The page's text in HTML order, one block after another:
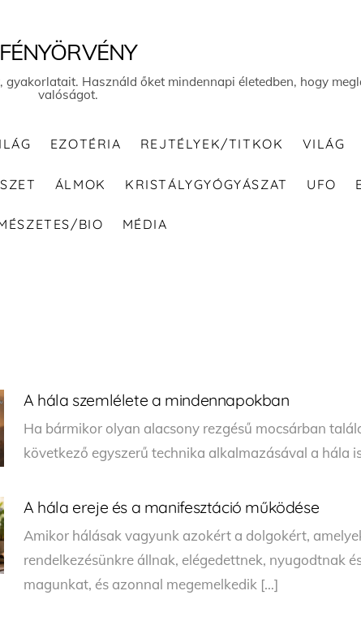
FÉNYÖRVÉNY
Használd őket mindennapi életedben, hogy
valóságot.
EZOTÉRIA REJTÉLYEK/TITKOK VILÁG
ÁLMOK KRISTÁLYGYÓGYÁSZAT UFO
BIO MÉDIA
A hála szemlélete a mindennapokban
Ha bármikor olyan alacsony rezgésű mocsárban
következő egyszerű technika alkalmazásával a hála
A hála ereje és a manifesztáció működése
Amikor hálásak vagyunk azokért a dolgokért,
rendelkezésünkre állnak, elégedettnek, nyugodtnak
magunkat, és azonnal megemelkedik […]